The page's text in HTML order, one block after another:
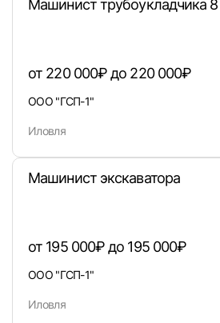
Вход в личный
вакансии с
Машинист трубоукладчика 8
от 220 000₽ до 220 000₽
ООО "ГСП-1"
Иловля
Машинист экскаватора
от 195 000₽ до 195 000₽
ООО "ГСП-1"
Иловля